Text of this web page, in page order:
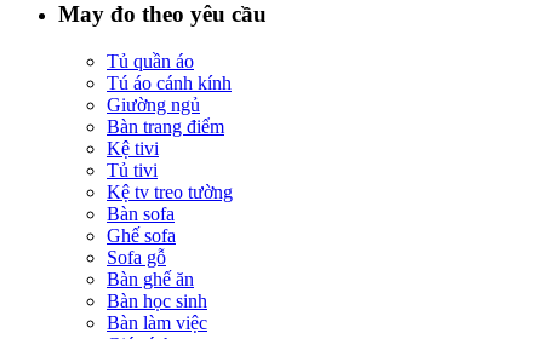
May đo theo yêu cầu
Tủ quần áo
Tú áo cánh kính
Giường ngủ
Bàn trang điểm
Kệ tivi
Tủ tivi
Kệ tv treo tường
Bàn sofa
Ghế sofa
Sofa gỗ
Bàn ghế ăn
Bàn học sinh
Bàn làm việc